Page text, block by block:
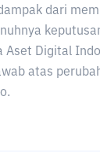
dari
Aset Digital
atas